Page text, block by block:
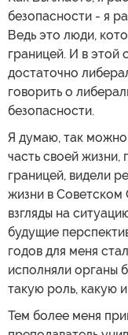
безопасности - я
Ведь это люди,
границей. И в этой
достаточно
говорить о
безопасности.
Я думаю, так можно
часть своей
границей, видели
жизни в
взгляды на
будущие
годов для меня
исполняли органы
такую роль, какую
Тем более меня